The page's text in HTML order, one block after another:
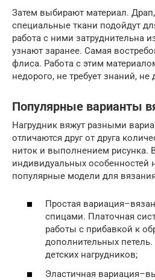
Затем выбирают материал.
специальные ткани подойдут
работа с ними затруднительна
узнают заранее. Самая
флиса. Работа с этим
недорого, не требует знаний, не
Популярные варианты
Нагрудник вяжут разными
отличаются друг от друга
ниток и выполнением рисунка.
индивидуальных
популярные модели для
Простая
спицами. Платочная
работы с прибавкой к
дополнительных
детских нагрудников;
Эластичная